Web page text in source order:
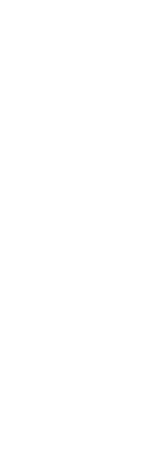
GLOEDNIEUW
NIEUWE CAN-
AL